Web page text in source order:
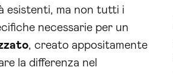
esistenti, ma non tutti i
necessarie per un
, creato appositamente
la differenza nel